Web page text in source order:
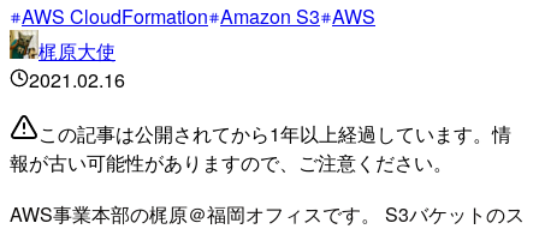
AWS CloudFormation Amazon S3 AWS
梶原大使
2021.02.16
この記事は公開されてから1年以上経過しています。情
報が古い可能性がありますので、ご注意ください。
AWS事業本部の梶原＠福岡オフィスです。 S3バケットのス